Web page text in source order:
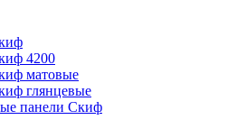
4200
матовые
глянцевые
панели Скиф